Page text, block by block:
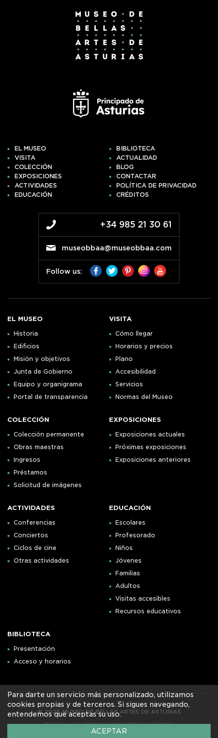
EL MUSEO
BIBLIOTECA
VISITA
ACTUALIDAD
COLECCIÓN
BLOG
EXPOSICIONES
CONTACTAR
ACTIVIDADES
POLÍTICA DE PRIVACIDAD
EDUCACIÓN
CRÉDITOS
+34 985 21 30 61
museobbaa@museobbaa.com
Follow us:
EL MUSEO
Historia
Edificios
Misión y objetivos
Junta de Gobierno
Equipo y organigrama
Portal de transparencia
VISITA
Cómo llegar
Horarios y precios
Plano
Accesibilidad
Servicios
Normas del Museo
COLECCIÓN
Colección permanente
Obras maestras
Ingresos
Préstamos
Solicitud de imágenes
EXPOSICIONES
Exposiciones actuales
Próximas exposiciones
Exposiciones anteriores
ACTIVIDADES
Conferencias
Conciertos
Ciclos de cine
Otras actividades
EDUCACIÓN
Escolares
Profesorado
Niños
Jóvenes
Familias
Adultos
Visitas accesibles
Recursos educativos
BIBLIOTECA
Presentación
Acceso y horarios
© 2026 MUSEO DE BELLAS ARTES DE ASTURIAS
Diseño web PROUN NEW MEDIA AGENCY
Para darte un servicio más personalizado, utilizamos
cookies propias y de terceros. Si sigues navegando,
entendemos que aceptas su uso.
ACEPTAR